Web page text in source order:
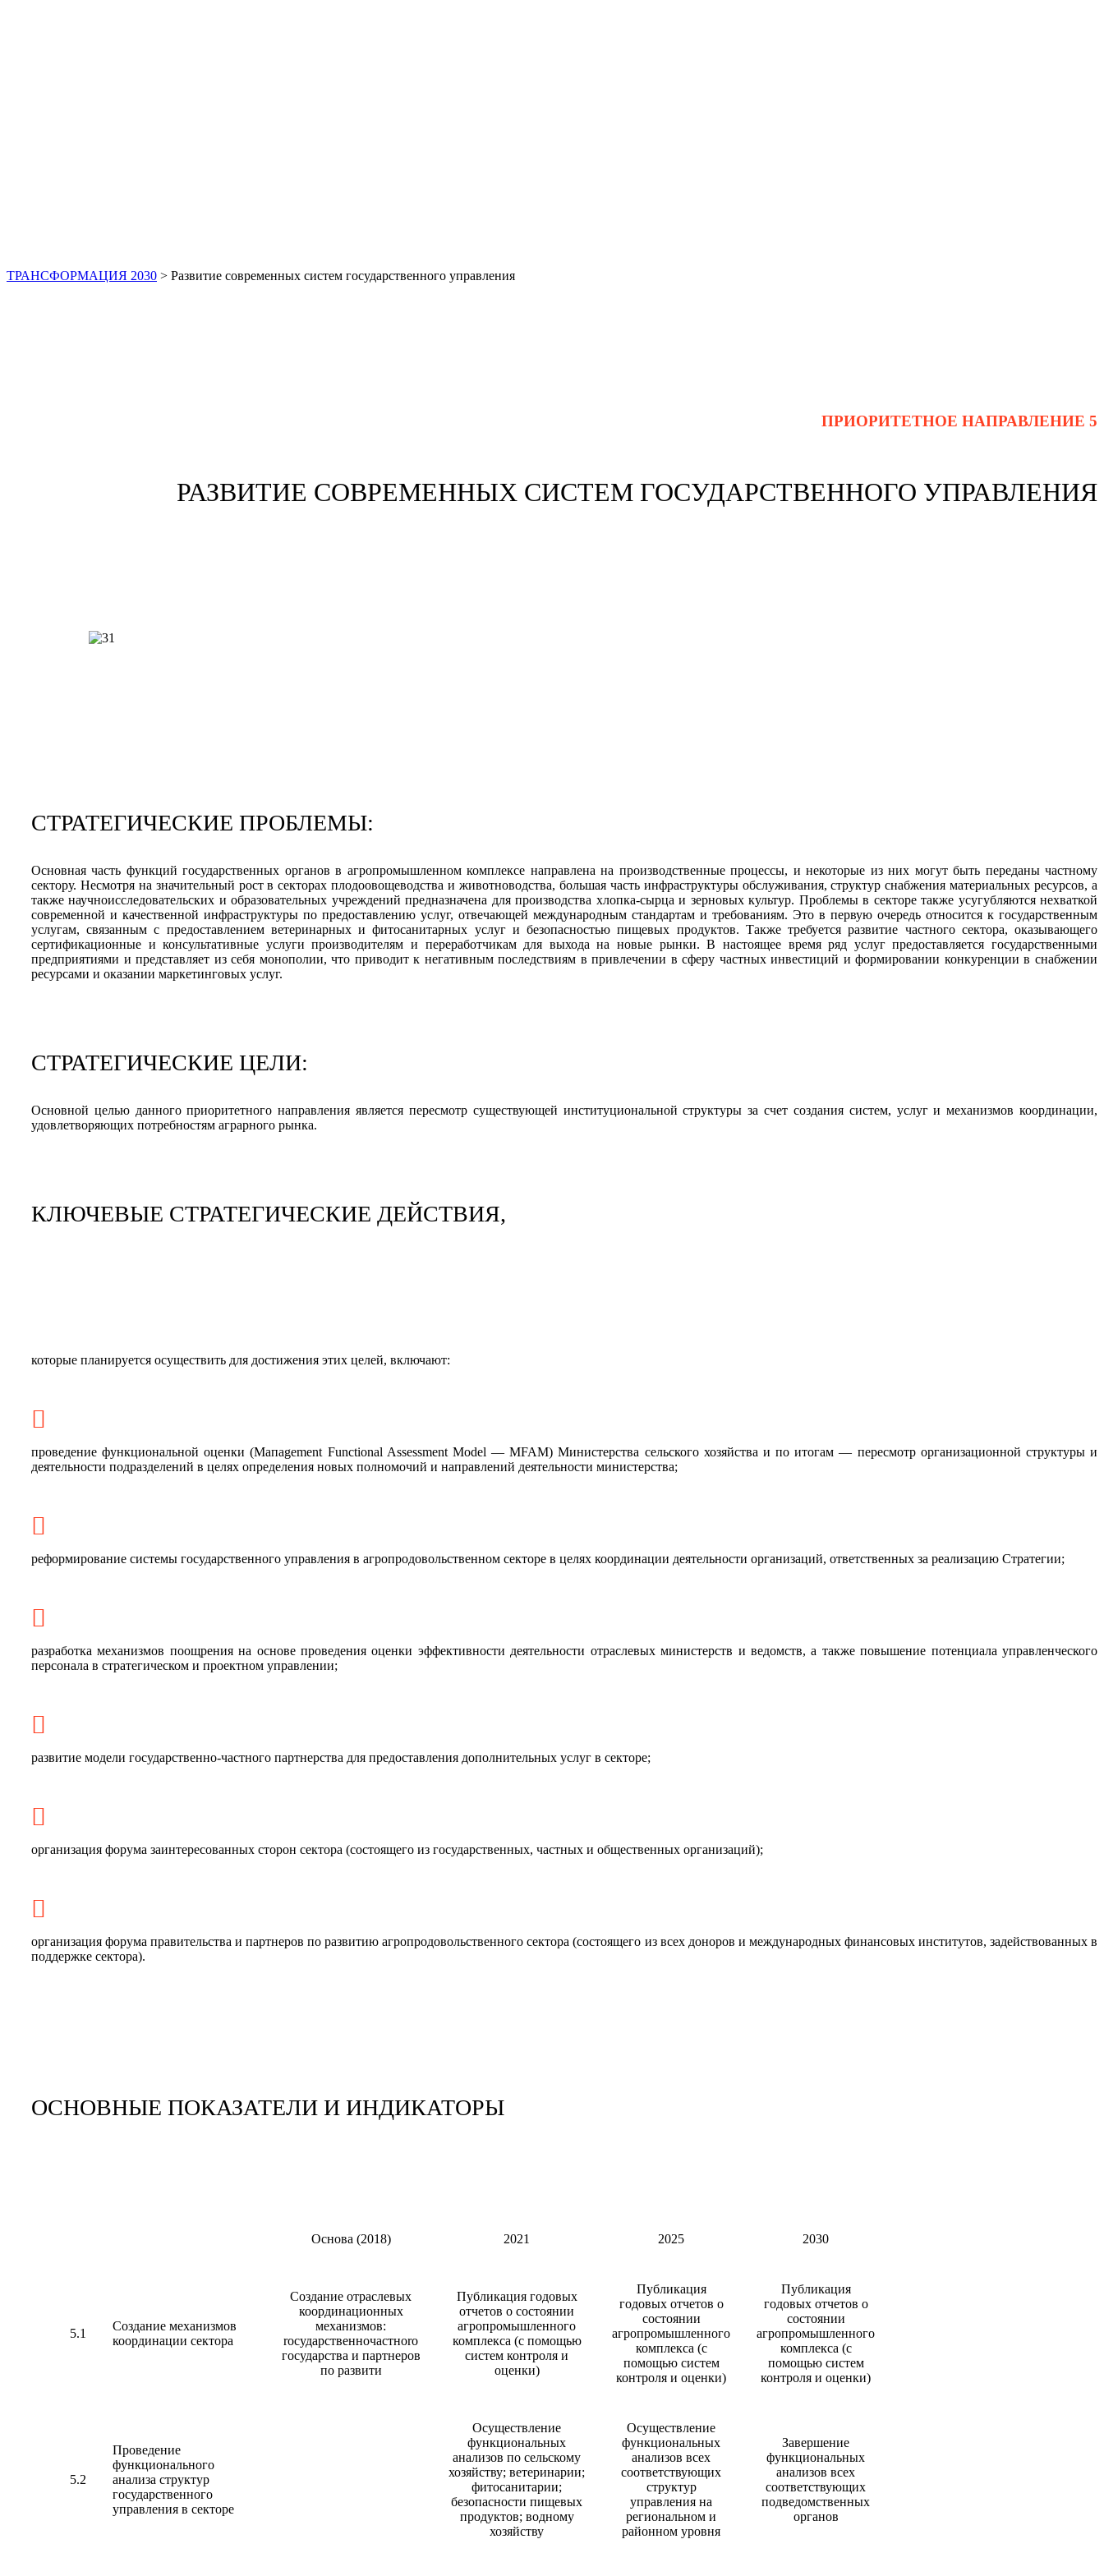
ТРАНСФОРМАЦИЯ 2030 > Развитие современных систем государственного управления
ПРИОРИТЕТНОЕ НАПРАВЛЕНИЕ 5
РАЗВИТИЕ СОВРЕМЕННЫХ СИСТЕМ ГОСУДАРСТВЕННОГО УПРАВЛЕНИЯ
СТРАТЕГИЧЕСКИЕ ПРОБЛЕМЫ:
Основная часть функций государственных органов в агропромышленном комплексе направлена на производственные процессы, и некоторые из них могут быть переданы частному
сектору. Несмотря на значительный рост в секторах плодоовощеводства и животноводства, большая часть инфраструктуры обслуживания, структур снабжения материальных ресурсов, а
также научноисследовательских и образовательных учреждений предназначена для производства хлопка-сырца и зерновых культур. Проблемы в секторе также усугубляются нехваткой
современной и качественной инфраструктуры по предоставлению услуг, отвечающей международным стандартам и требованиям. Это в первую очередь относится к государственным
услугам, связанным с предоставлением ветеринарных и фитосанитарных услуг и безопасностью пищевых продуктов. Также требуется развитие частного сектора, оказывающего
сертификационные и консультативные услуги производителям и переработчикам для выхода на новые рынки. В настоящее время ряд услуг предоставляется государственными
предприятиями и представляет из себя монополии, что приводит к негативным последствиям в привлечении в сферу частных инвестиций и формировании конкуренции в снабжении
ресурсами и оказании маркетинговых услуг.
СТРАТЕГИЧЕСКИЕ ЦЕЛИ:
Основной целью данного приоритетного направления является пересмотр существующей институциональной структуры за счет создания систем, услуг и механизмов координации,
удовлетворяющих потребностям аграрного рынка.
КЛЮЧЕВЫЕ СТРАТЕГИЧЕСКИЕ ДЕЙСТВИЯ,
которые планируется осуществить для достижения этих целей, включают:
проведение функциональной оценки (Maпagement Functional Assessment Model — MFAM) Министерства сельского хозяйства и по итогам — пересмотр организационной структуры и
деятельности подразделений в целях определения новых полномочий и направлений деятельности министерства;
реформирование системы государственного управления в агропродовольственном секторе в целях координации деятельности организаций, ответственных за реализацию Стратегии;
разработка механизмов поощрения на основе проведения оценки эффективности деятельности отраслевых министерств и ведомств, а также повышение потенциала управленческого
персонала в стратегическом и проектном управлении;
развитие модели государственно-частного партнерства для предоставления дополнительных услуг в секторе;
организация форума заинтересованных сторон сектора (состоящего из государственных, частных и общественных организаций);
организация форума правительства и партнеров по развитию агропродовольственного сектора (состоящего из всех доноров и международных финансовых институтов, задействованных в
поддержке сектора).
ОСНОВНЫЕ ПОКАЗАТЕЛИ И ИНДИКАТОРЫ
Основа (2018) 2021 2025 2030
5.1
Создание механизмов
координации сектора
Создание отраслевых
координационных
механизмов:
rосударственночастноrо
государства и партнеров
по развити
Публикация годовых
отчетов о состоянии
агропромышленного
комплекса (с помощью
систем контроля и
оценки)
Публикация
годовых отчетов о
состоянии
агропромышленного
комплекса (с
помощью систем
контроля и оценки)
Публикация
годовых отчетов о
состоянии
агропромышленного
комплекса (с
помощью систем
контроля и оценки)
5.2
Проведение
функционального
анализа структур
государственного
управления в секторе
Осуществление
функциональных
анализов по сельскому
хозяйству; ветеринарии;
фитосанитарии;
безопасности пищевых
продуктов; водному
хозяйству
Осуществление
функциональных
анализов всех
соответствующих
структур
управления на
региональном и
районном уровня
Завершение
функциональных
анализов всех
соответствующих
подведомственных
органов